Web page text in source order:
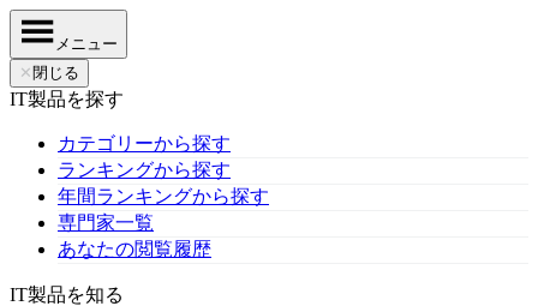
メニュー
✕ 閉じる
IT製品を探す
カテゴリーから探す
ランキングから探す
年間ランキングから探す
専門家一覧
あなたの閲覧履歴
IT製品を知る